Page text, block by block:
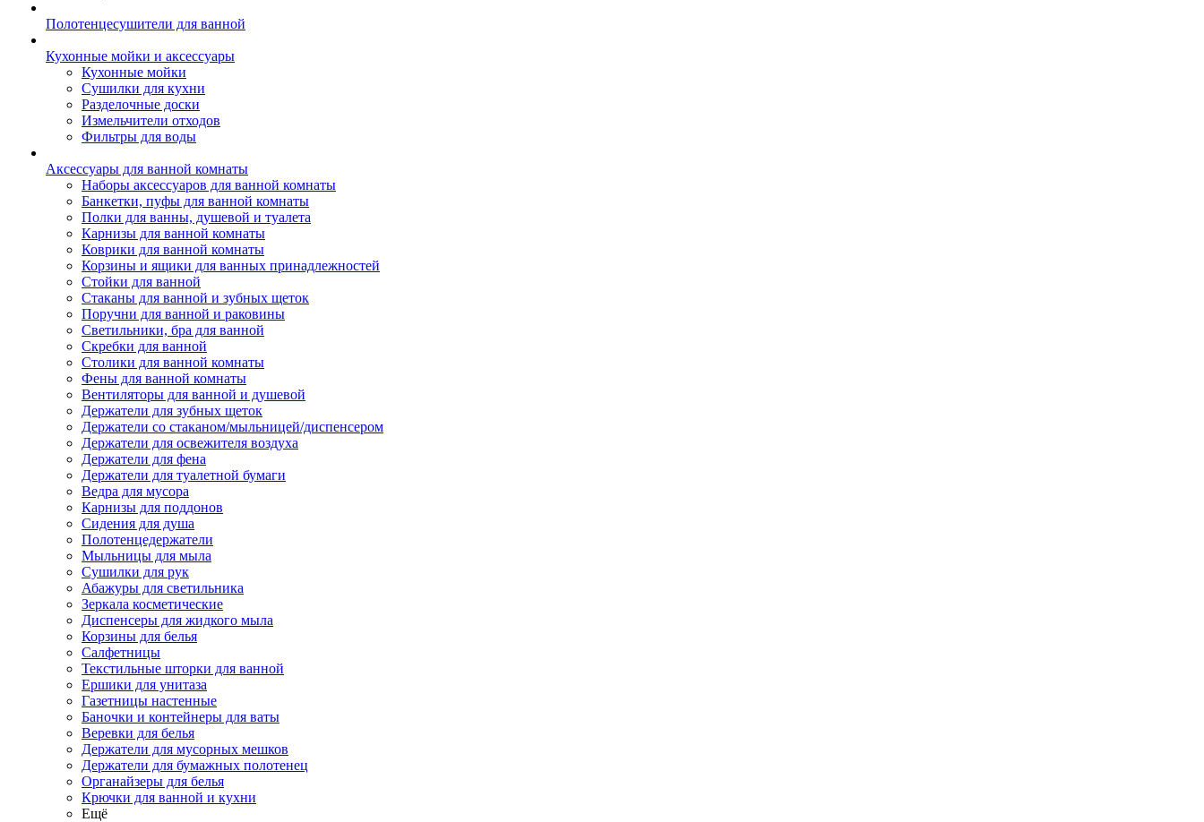
Полотенцесушители для ванной
Кухонные мойки и аксессуары
Кухонные мойки
Сушилки для кухни
Разделочные доски
Измельчители отходов
Фильтры для воды
Аксессуары для ванной комнаты
Наборы аксессуаров для ванной комнаты
Банкетки, пуфы для ванной комнаты
Полки для ванны, душевой и туалета
Карнизы для ванной комнаты
Коврики для ванной комнаты
Корзины и ящики для ванных принадлежностей
Стойки для ванной
Стаканы для ванной и зубных щеток
Поручни для ванной и раковины
Светильники, бра для ванной
Скребки для ванной
Столики для ванной комнаты
Фены для ванной комнаты
Вентиляторы для ванной и душевой
Держатели для зубных щеток
Держатели со стаканом/мыльницей/диспенсером
Держатели для освежителя воздуха
Держатели для фена
Держатели для туалетной бумаги
Ведра для мусора
Карнизы для поддонов
Сидения для душа
Полотенцедержатели
Мыльницы для мыла
Сушилки для рук
Абажуры для светильника
Зеркала косметические
Диспенсеры для жидкого мыла
Корзины для белья
Салфетницы
Текстильные шторки для ванной
Ершики для унитаза
Газетницы настенные
Баночки и контейнеры для ваты
Веревки для белья
Держатели для мусорных мешков
Держатели для бумажных полотенец
Органайзеры для белья
Крючки для ванной и кухни
Ещё